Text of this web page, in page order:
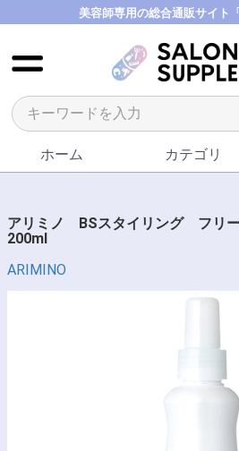
美容師専用の総合通販サイト
ホーム カテゴリ
アリミノ BSスタイリング フリ
200ml
ARIMINO